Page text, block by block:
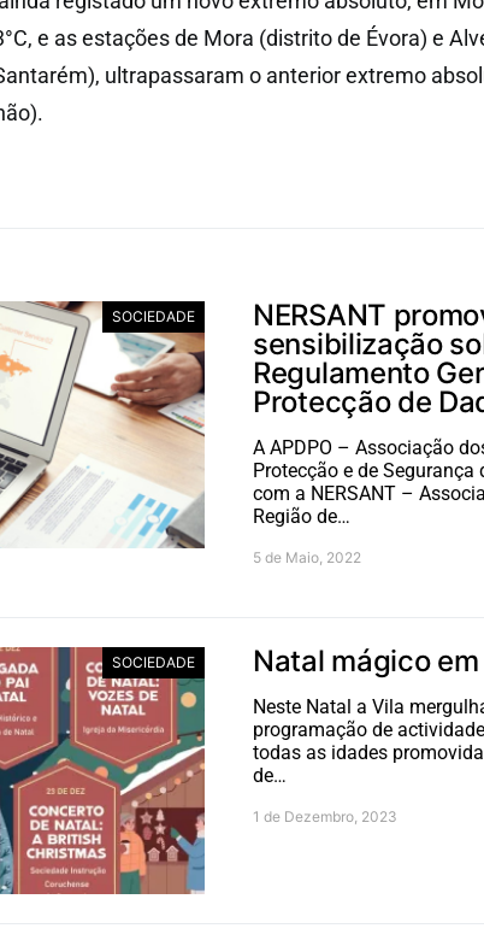
e as estações de Mora (distrito de Évora) e
ultrapassaram o anterior extremo
SOCIEDADE
NERSANT
sensibilização
Regulamento
Protecção de
A APDPO – Associação
Protecção e de
com a NERSANT –
Região de…
5 de Maio, 2022
SOCIEDADE Natal mágico
Neste Natal a Vila
programação de
todas as idades
de…
1 de Dezembro, 2023